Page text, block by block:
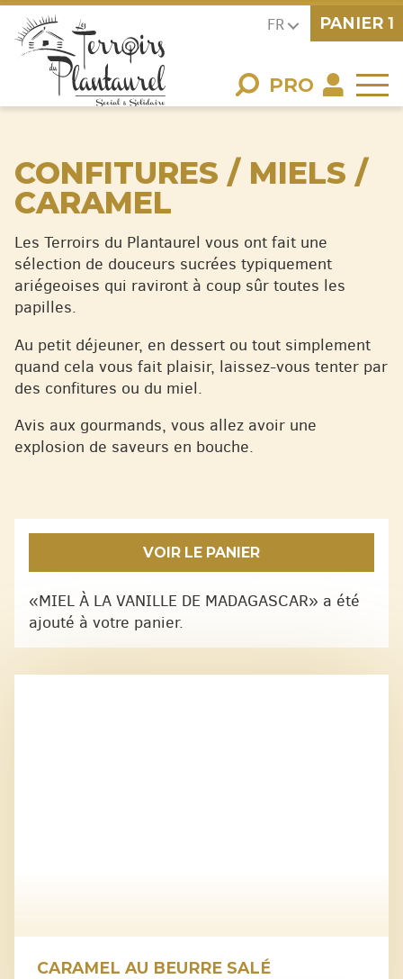
FR
PRO
PANIER 1
CONFITURES / MIELS /
CARAMEL
Les Terroirs du Plantaurel vous ont fait une
sélection de douceurs sucrées typiquement
ariégeoises qui raviront à coup sûr toutes les
papilles.
Au petit déjeuner, en dessert ou tout simplement
quand cela vous fait plaisir, laissez-vous tenter par
des confitures ou du miel.
Avis aux gourmands, vous allez avoir une
explosion de saveurs en bouche.
VOIR LE PANIER
«MIEL À LA VANILLE DE MADAGASCAR» a été
ajouté à votre panier.
CARAMEL AU BEURRE SALÉ